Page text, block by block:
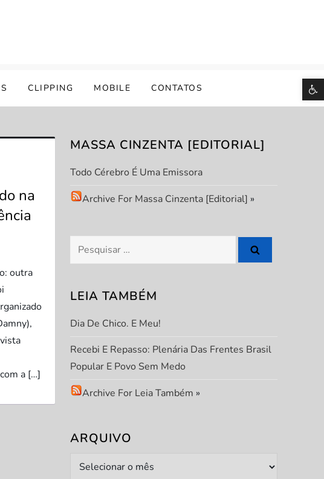
CLIPPING MOBILE CONTATOS
na
outra
a […]
MASSA CINZENTA [EDITORIAL]
Todo Cérebro É Uma Emissora
Archive For Massa Cinzenta [Editorial] »
Pesquisar
por:
LEIA TAMBÉM
Dia De Chico. E Meu!
Recebi E Repasso: Plenária Das Frentes Brasil
Popular E Povo Sem Medo
Archive For Leia Também »
ARQUIVO
Arquivo